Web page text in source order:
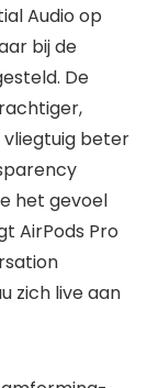
Audio op
bij de
De
beter
het gevoel
AirPods Pro
zich live aan